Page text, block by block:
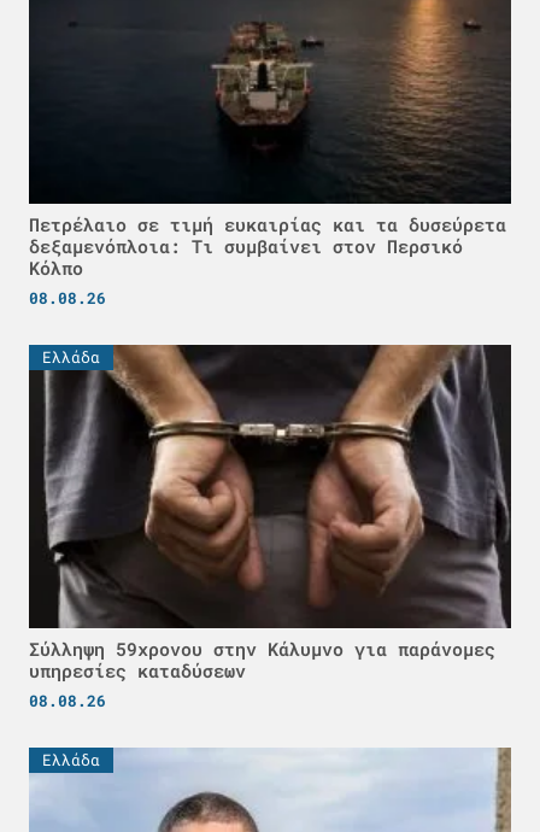
Πετρέλαιο σε τιμή ευκαιρίας και τα δυσεύρετα
δεξαμενόπλοια: Τι συμβαίνει στον Περσικό
Κόλπο
08.08.26
Ελλάδα
Σύλληψη 59χρονου στην Κάλυμνο για παράνομες
υπηρεσίες καταδύσεων
08.08.26
Ελλάδα